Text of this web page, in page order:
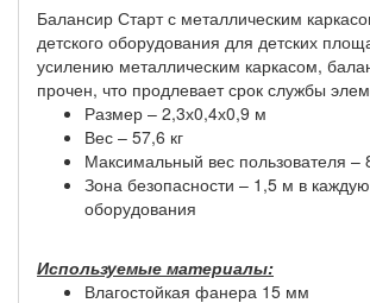
Балансир Старт с металлическим
детского оборудования для детских
усилению металлическим каркасом,
прочен, что продлевает срок службы
Размер – 2,3х0,4х0,9 м
Вес – 57,6 кг
Максимальный вес пользователя –
Зона безопасности – 1,5 м в
оборудования
Используемые материалы:
Влагостойкая фанера 15 мм